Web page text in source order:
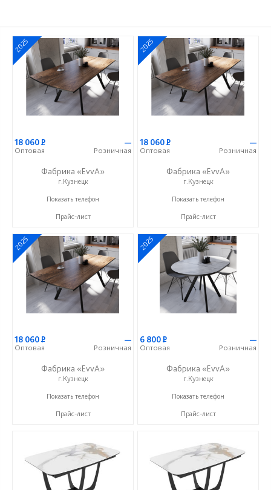
2025
18 060Р
Оптовая
—
Розничная
Фабрика «EvvA»
г.Кузнецк
+7 (996) 247-97-09
Показать телефон
Прайс-лист
2025
18 060Р
Оптовая
—
Розничная
Фабрика «EvvA»
г.Кузнецк
+7 (996) 247-97-09
Показать телефон
Прайс-лист
2025
18 060Р
Оптовая
—
Розничная
Фабрика «EvvA»
г.Кузнецк
+7 (996) 247-97-09
Показать телефон
Прайс-лист
2025
6 800Р
Оптовая
—
Розничная
Фабрика «EvvA»
г.Кузнецк
+7 (996) 247-97-09
Показать телефон
Прайс-лист